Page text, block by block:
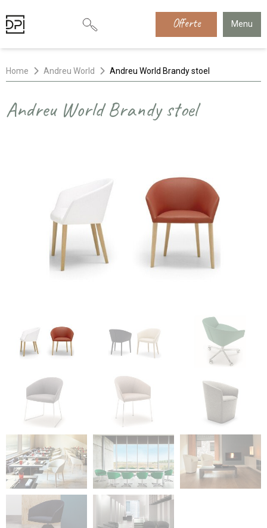
Offerte Menu
Home Andreu World Andreu World Brandy stoel
Andreu World Brandy stoel